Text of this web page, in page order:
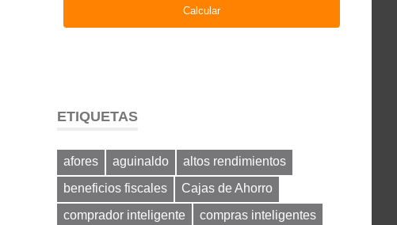
ETIQUETAS
afores aguinaldo
altos rendimientos
beneficios fiscales
Cajas de Ahorro
comprador inteligente
compras inteligentes